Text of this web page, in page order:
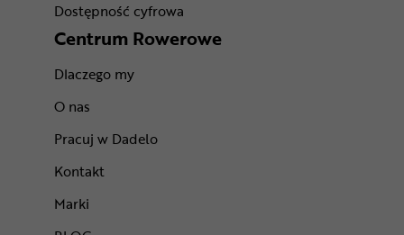
Dostępność cyfrowa
Centrum Rowerowe
Dlaczego my
O nas
Pracuj w Dadelo
Kontakt
Marki